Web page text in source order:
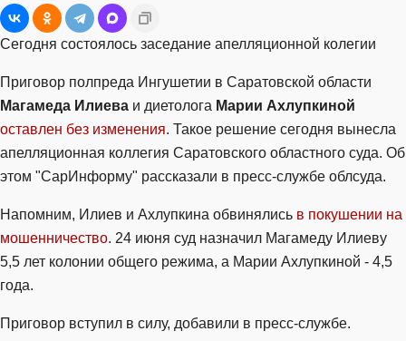
Сегодня состоялось заседание апелляционной колегии
Приговор полпреда Ингушетии в Саратовской области
Магамеда Илиева и диетолога Марии Ахлупкиной
оставлен без изменения. Такое решение сегодня вынесла
апелляционная коллегия Саратовского областного суда. Об
этом "СарИнформу" рассказали в пресс-службе облсуда.
Напомним, Илиев и Ахлупкина обвинялись в покушении на
мошенничество. 24 июня суд назначил Магамеду Илиеву
5,5 лет колонии общего режима, а Марии Ахлупкиной - 4,5
года.
Приговор вступил в силу, добавили в пресс-службе.